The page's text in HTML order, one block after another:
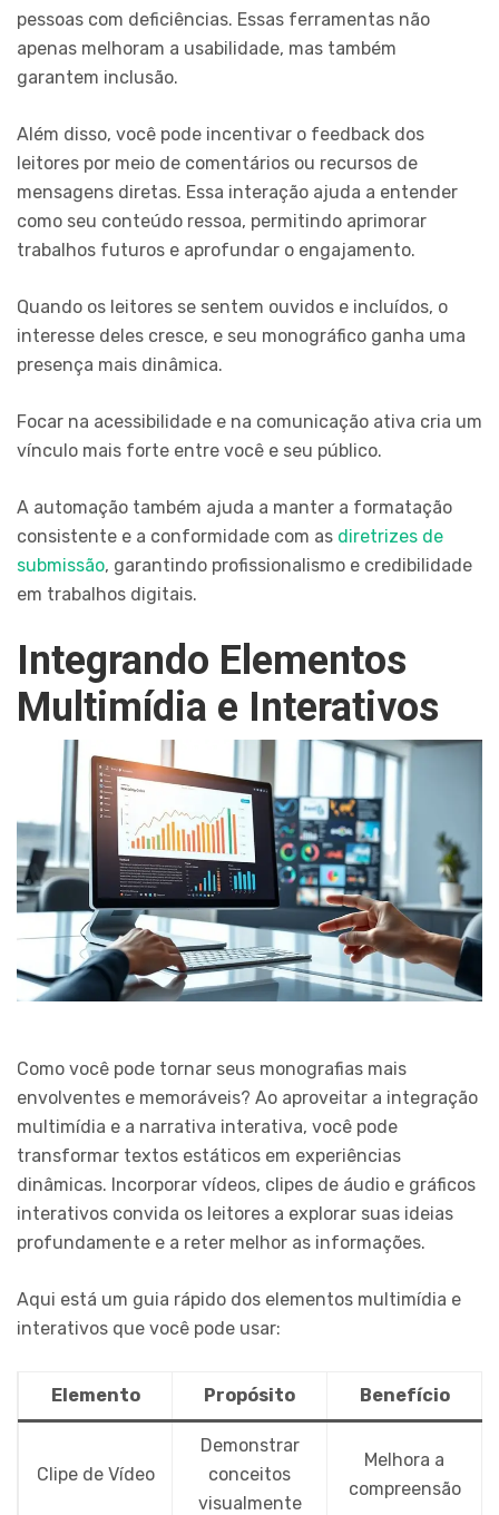
pessoas com deficiências. Essas ferramentas não
apenas melhoram a usabilidade, mas também
garantem inclusão.
Além disso, você pode incentivar o feedback dos
leitores por meio de comentários ou recursos de
mensagens diretas. Essa interação ajuda a entender
como seu conteúdo ressoa, permitindo aprimorar
trabalhos futuros e aprofundar o engajamento.
Quando os leitores se sentem ouvidos e incluídos, o
interesse deles cresce, e seu monográfico ganha uma
presença mais dinâmica.
Focar na acessibilidade e na comunicação ativa cria um
vínculo mais forte entre você e seu público.
A automação também ajuda a manter a formatação
consistente e a conformidade com as diretrizes de
submissão, garantindo profissionalismo e credibilidade
em trabalhos digitais.
Integrando Elementos
Multimídia e Interativos
Como você pode tornar seus monografias mais
envolventes e memoráveis? Ao aproveitar a integração
multimídia e a narrativa interativa, você pode
transformar textos estáticos em experiências
dinâmicas. Incorporar vídeos, clipes de áudio e gráficos
interativos convida os leitores a explorar suas ideias
profundamente e a reter melhor as informações.
Aqui está um guia rápido dos elementos multimídia e
interativos que você pode usar:
Elemento Propósito Benefício
Clipe de Vídeo
Demonstrar
conceitos
visualmente
Melhora a
compreensão